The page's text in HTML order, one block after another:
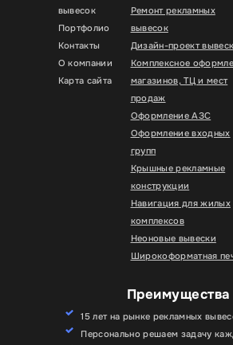
вывесок
Портфолио
Контакты
О компании
Карта сайта
Ремонт рекламных
вывесок
Дизайн-проект
Комплексное
магазинов, ТЦ и мест
продаж
Оформление АЗС
Оформление входных
групп
Крышные рекламные
конструкции
Навигация для жилых
комплексов
Неоновые вывески
Широкоформатная
Преимущества
15 лет на рынке рекламных
Персонально решаем задачу